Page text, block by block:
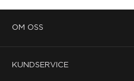
OM OSS
KUNDSERVICE